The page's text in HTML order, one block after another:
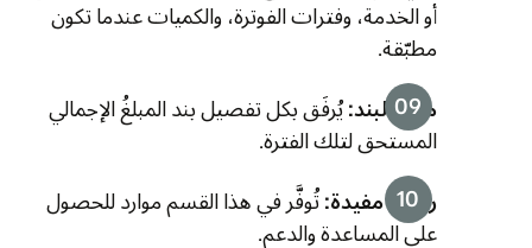
أو الخدمة، وفترات الفوترة، والكميات عندما تكون
مطبّقة.
مبلغ البند: يُرفَق بكل تفصيل بند المبلغُ الإجمالي
المستحق لتلك الفترة.
روابط مفيدة: تُوفَّر في هذا القسم موارد للحصول
على المساعدة والدعم.